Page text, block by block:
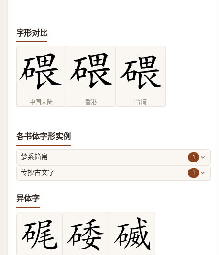
字形对比
中国大陆 香港 台湾
各书体字形实例
楚系简帛 1
传抄古文字 1
异体字